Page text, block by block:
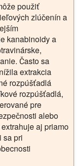
použiť
zlúčenín a
kanabinoidy a
Často sa
extrakcia
rozpúšťadlá
rozpúšťadlá,
pre
alebo
aj priamo
sa pri